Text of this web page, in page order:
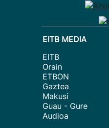
EITB MEDIA
EITB
Orain
ETBON
Gaztea
Makusi
Guau - Gure
Audioa